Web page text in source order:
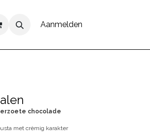
Aanmelden
chocolade
met crèmig karakter